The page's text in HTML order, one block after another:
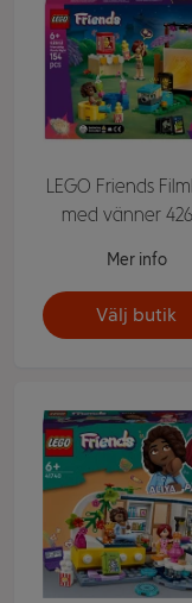
LEGO Friends
med vänner
Mer info
Välj butik